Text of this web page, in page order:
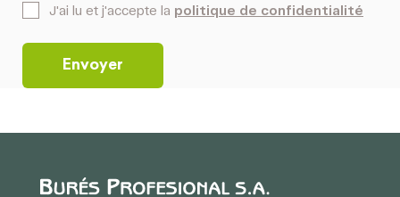
J'ai lu et j'accepte la politique de confidentialité